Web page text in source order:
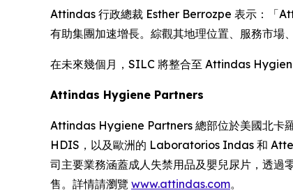
Attindas 行政總裁 Esther Berrozpe 表示：「
有助集團加速增長。綜觀其地理位置、服務市場
在未來幾個月，SILC 將整合至 Attindas
Attindas Hygiene Partners
Attindas Hygiene Partners 總部位於美國北卡
HDIS，以及歐洲的 Laboratorios Indas 和
司主要業務涵蓋成人失禁用品及嬰兒尿片，透過
售。詳情請瀏覽 www.attindas.com。